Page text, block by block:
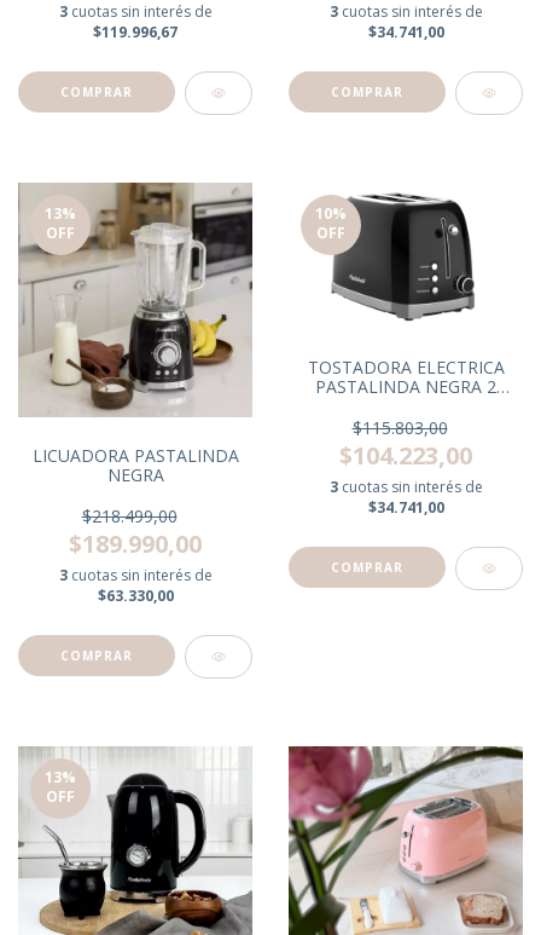
3 cuotas sin interés de
$119.996,67
3 cuotas sin interés de
$34.741,00
13%
OFF
LICUADORA PASTALINDA
NEGRA
$218.499,00
$189.990,00
3 cuotas sin interés de
$63.330,00
10%
OFF
TOSTADORA ELECTRICA
PASTALINDA NEGRA 2
$115.803,00
$104.223,00
3 cuotas sin interés de
$34.741,00
13%
OFF